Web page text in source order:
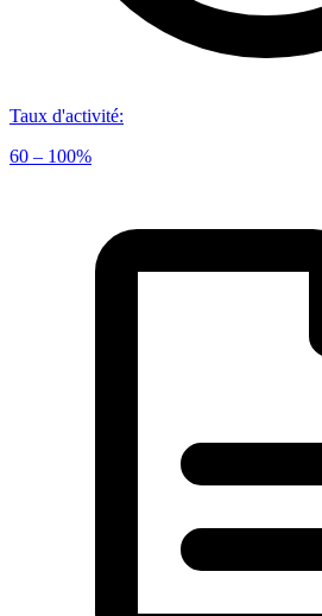
Taux d'activité:
60 – 100%